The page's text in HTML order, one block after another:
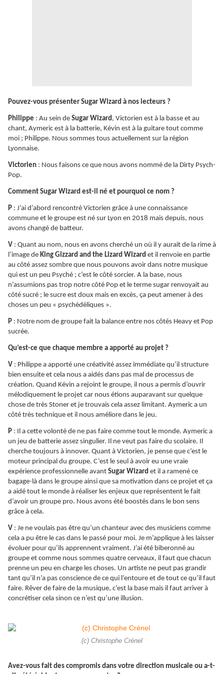
Pouvez-vous présenter Sugar Wizard à nos lecteurs ?
Philippe : Au sein de Sugar Wizard, Victorien est à la basse et au
chant, Aymeric est à la batterie, Kévin est à la guitare tout comme
moi ; Philippe. Nous sommes tous actuellement sur la région
Lyonnaise.
Victorien : Nous faisons ce que nous avons nommé de la Dirty Psych-
Pop.
Comment Sugar Wizard est-il né et pourquoi ce nom ?
P : J’ai d’abord rencontré Victorien grâce à une connaissance
commune et le groupe est né sur Lyon en 2018 mais depuis, nous
avons changé de batteur.
V : Quant au nom, nous en avons cherché un où il y aurait de la rime à
l’image de King Gizzard and the Lizard Wizard et il renvoie en partie
au côté assez sombre que nous pouvons avoir dans notre musique
qui est un peu Psyché ; c’est le côté sorcier. A la base, nous
n’assumions pas trop notre côté Pop et le terme sugar renvoyait au
côté sucré ; le sucre est doux mais en excès, ça peut amener à des
choses un peu « psychédéliques ».
P : Notre nom de groupe fait la balance entre nos côtés Heavy et Pop
sucrée.
Qu’est-ce que chaque membre a apporté au projet ?
V : Philippe a apporté une créativité assez immédiate qu’il structure
bien ensuite et cela nous a aidés dans pas mal de processus de
création. Quand Kévin a rejoint le groupe, il nous a permis d’ouvrir
mélodiquement le projet car nous étions auparavant sur quelque
chose de très Stoner et je trouvais cela assez limitant. Aymeric a un
côté très technique et il nous améliore dans le jeu.
P : Il a cette volonté de ne pas faire comme tout le monde. Aymeric a
un jeu de batterie assez singulier. Il ne veut pas faire du scolaire. Il
cherche toujours à innover. Quant à Victorien, je pense que c’est le
moteur principal du groupe. C’est le seul à avoir eu une vraie
expérience professionnelle avant Sugar Wizard et il a ramené ce
bagage-là dans le groupe ainsi que sa motivation dans ce projet et ça
a aidé tout le monde à réaliser les enjeux que représentent le fait
d’avoir un groupe pro. Nous avons été boostés dans le bon sens
grâce à cela.
V : Je ne voulais pas être qu’un chanteur avec des musiciens comme
cela a pu être le cas dans le passé pour moi. Je m’applique à les laisser
évoluer pour qu’ils apprennent vraiment. J’ai été biberonné au
groupe et comme nous sommes quatre cerveaux, il faut que chacun
prenne un peu en charge les choses. Un artiste ne peut pas grandir
tant qu’il n’a pas conscience de ce qui l’entoure et de tout ce qu’il faut
faire. Rêver de faire de la musique, c’est la base mais il faut arriver à
concrétiser cela sinon ce n’est qu’une illusion.
(c) Christophe Crénel
Avez-vous fait des compromis dans votre direction musicale ou a-t-